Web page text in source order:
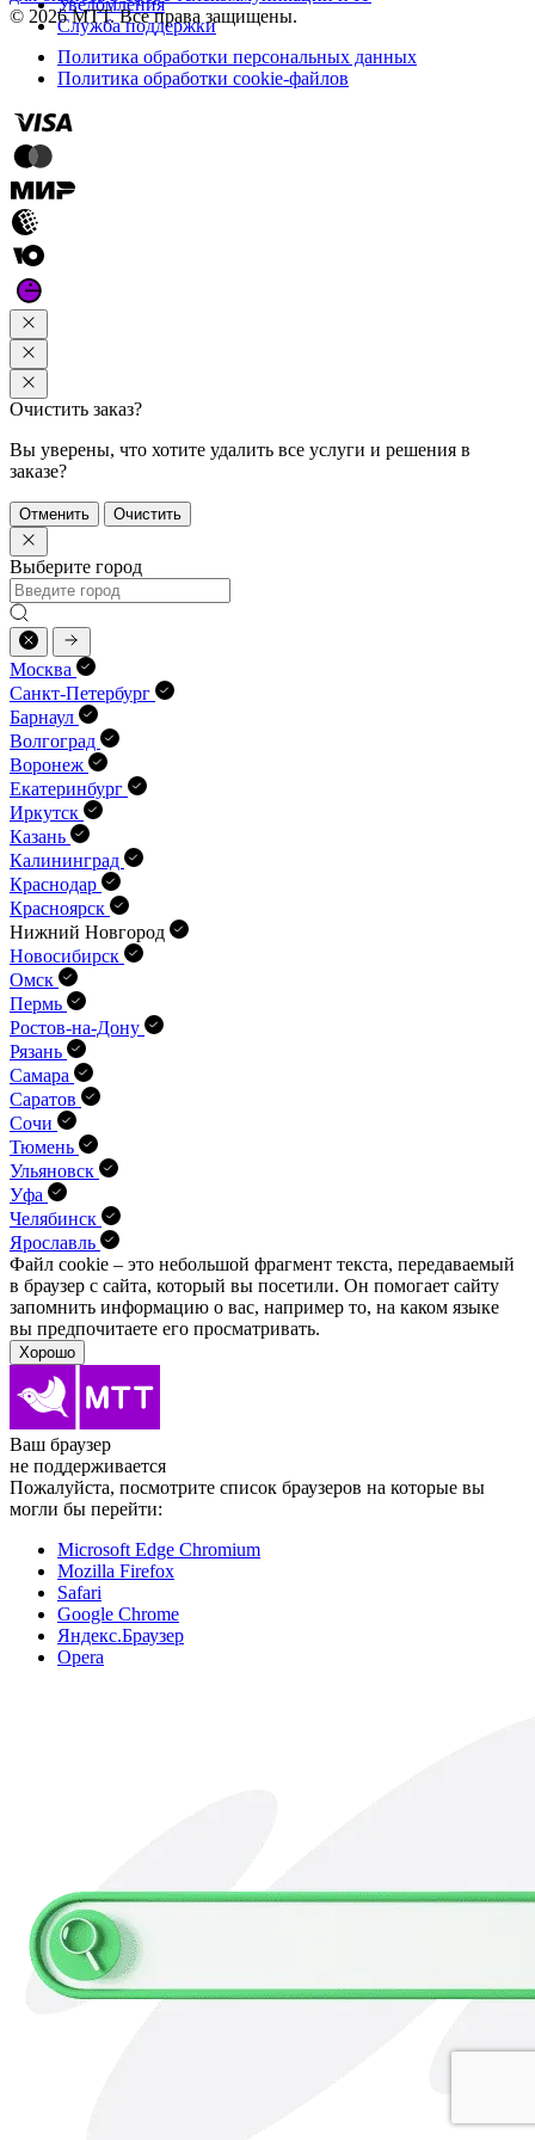
Уведомления
Служба поддержки
© 2026 МТТ. Все права защищены.
Политика обработки персональных данных
Политика обработки cookie-файлов
Очистить заказ?
Вы уверены, что хотите удалить все услуги и решения в
заказе?
Отменить Очистить
Выберите город
Москва
Санкт-Петербург
Барнаул
Волгоград
Воронеж
Екатеринбург
Иркутск
Казань
Калининград
Краснодар
Красноярск
Нижний Новгород
Новосибирск
Омск
Пермь
Ростов-на-Дону
Рязань
Самара
Саратов
Сочи
Тюмень
Ульяновск
Уфа
Челябинск
Ярославль
Файл cookie – это небольшой фрагмент текста, передава­емый
в браузер с сайта, который вы посетили. Он помо­гает сайту
запомнить информацию о вас, например то, на каком языке
вы предпочитаете его просматривать.
Хорошо
Ваш браузер
не поддерживается
Пожалуйста, посмотрите список браузеров на которые вы
могли бы перейти:
Microsoft Edge Chromium
Mozilla Firefox
Safari
Google Chrome
Яндекс.Браузер
Opera